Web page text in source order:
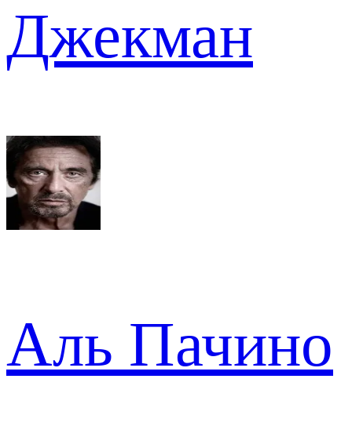
Джекман
Аль Пачино